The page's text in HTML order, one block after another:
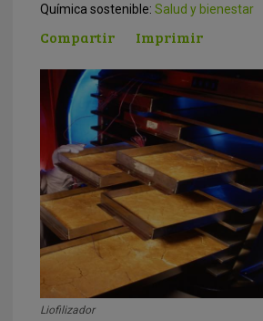
Química sostenible: Salud y bienestar
Compartir Imprimir
Liofilizador